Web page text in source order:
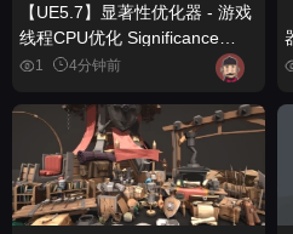
【UE5.7】显著性优化器 - 游戏
线程CPU优化 Significance
Optimizer - Game Thread CPU
1 4分钟前